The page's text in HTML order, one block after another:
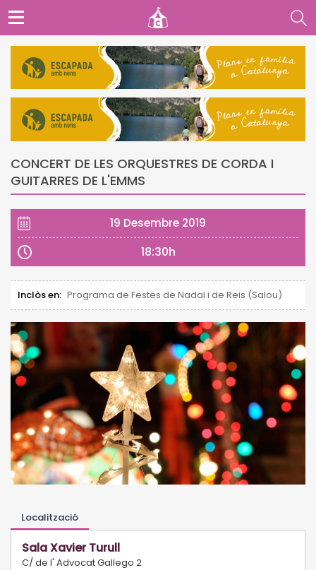
CONCERT DE LES ORQUESTRES DE CORDA I
GUITARRES DE L'EMMS
19 Desembre 2019
18:30h
Inclòs en: Programa de Festes de Nadal i de Reis (Salou)
Localització
Sala Xavier Turull
C/ de l' Advocat Gallego 2